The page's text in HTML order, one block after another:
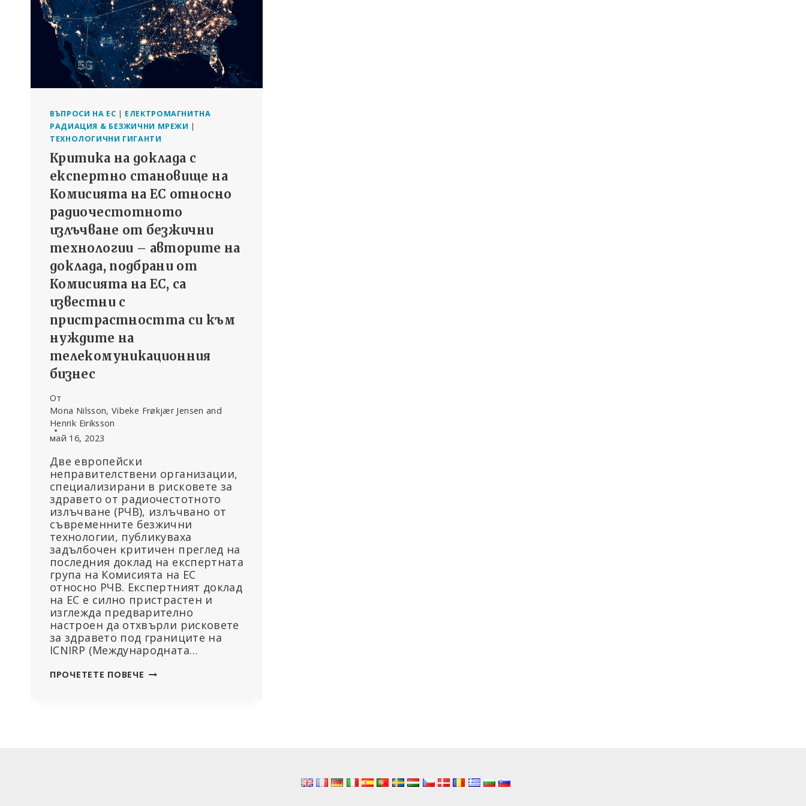
ВЪПРОСИ НА ЕС | ЕЛЕКТРОМАГНИТНА
РАДИАЦИЯ & БЕЗЖИЧНИ МРЕЖИ |
ТЕХНОЛОГИЧНИ ГИГАНТИ
Критика на доклада с
експертно становище на
Комисията на ЕС относно
радиочестотното
излъчване от безжични
технологии – авторите на
доклада, подбрани от
Комисията на ЕС, са
известни с
пристрастността си към
нуждите на
телекомуникационния
бизнес
От
Mona Nilsson, Vibeke Frøkjær Jensen and
Henrik Eiriksson
май 16, 2023
Две европейски
неправителствени организации,
специализирани в рисковете за
здравето от радиочестотното
излъчване (РЧВ), излъчвано от
съвременните безжични
технологии, публикуваха
задълбочен критичен преглед на
последния доклад на експертната
група на Комисията на ЕС
относно РЧВ. Експертният доклад
на ЕС е силно пристрастен и
изглежда предварително
настроен да отхвърли рисковете
за здравето под границите на
ICNIRP (Международната…
ПРОЧЕТЕТЕ ПОВЕЧЕ КРИТИКА